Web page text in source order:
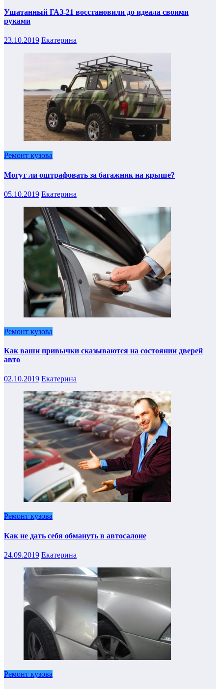
Ушатанный ГАЗ-21 восстановили до идеала своими
руками
23.10.2019 Екатерина
Ремонт кузова
Могут ли оштрафовать за багажник на крыше?
05.10.2019 Екатерина
Ремонт кузова
Как ваши привычки сказываются на состоянии дверей
авто
02.10.2019 Екатерина
Ремонт кузова
Как не дать себя обмануть в автосалоне
24.09.2019 Екатерина
Ремонт кузова